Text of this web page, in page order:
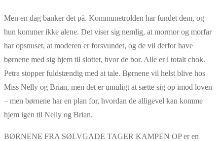
Men en dag banker det på. Kommunetrolden har fundet dem, og
hun kommer ikke alene. Det viser sig nemlig, at mormor og morfar
har opsnuset, at moderen er forsvundet, og de vil derfor have
børnene med sig hjem til slottet, hvor de bor. Alle er i totalt chok.
Petra stopper fuldstændig med at tale. Børnene vil helst blive hos
Miss Nelly og Brian, men det er umuligt at sætte sig op imod loven
– men børnene har en plan for, hvordan de alligevel kan komme
hjem igen til Nelly og Brian.
BØRNENE FRA SØLVGADE TAGER KAMPEN OP er en